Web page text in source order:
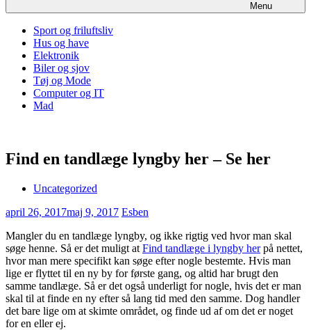
Menu
Sport og friluftsliv
Hus og have
Elektronik
Biler og sjov
Tøj og Mode
Computer og IT
Mad
Find en tandlæge lyngby her – Se her
Uncategorized
april 26, 2017maj 9, 2017 Esben
Mangler du en tandlæge lyngby, og ikke rigtig ved hvor man skal
søge henne. Så er det muligt at Find tandlæge i lyngby herpå nettet,
hvor man mere specifikt kan søge efter nogle bestemte. Hvis man
lige er flyttet til en ny by for første gang, og altid har brugt den
samme tandlæge. Så er det også underligt for nogle, hvis det er man
skal til at finde en ny efter så lang tid med den samme. Dog handler
det bare lige om at skimte området, og finde ud af om det er noget
for en eller ej.